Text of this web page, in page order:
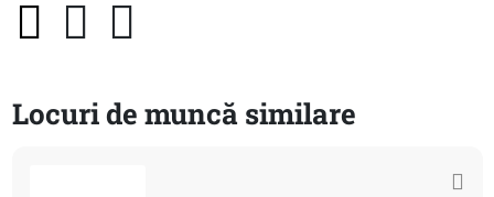
Locuri de muncă similare